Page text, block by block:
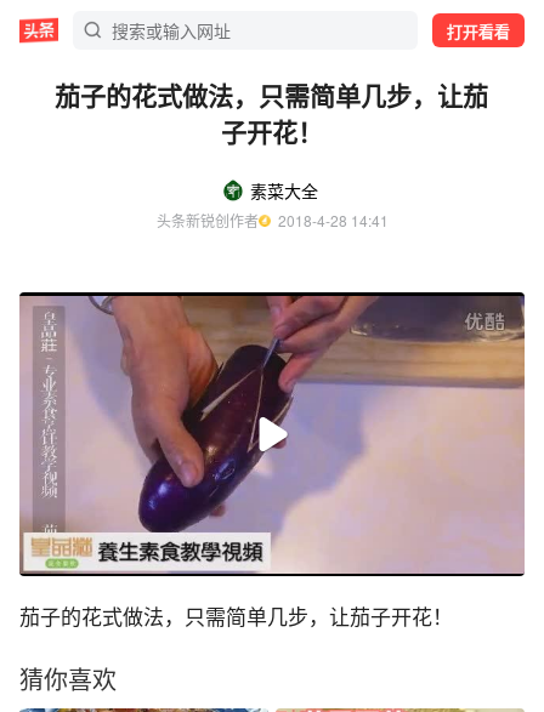
打开看看
茄子的花式做法，只需简单几步，让茄
子开花！
素菜大全
头条新锐创作者
  2018-4-28 14:41
茄子的花式做法，只需简单几步，让茄子开花！
猜你喜欢